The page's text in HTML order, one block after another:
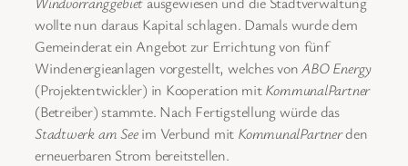
wollte nun daraus Kapital schlagen. Damals wurde dem
Gemeinderat ein Angebot zur Errichtung von fünf
Windenergieanlagen vorgestellt, welches vonABO Energy
(Projektentwickler) in Kooperation mitKommunalPartner
(Betreiber) stammte. Nach Fertigstellung würde das
Stadtwerk am Seeim Verbund mit KommunalPartnerden
erneuerbaren Strom bereitstellen.